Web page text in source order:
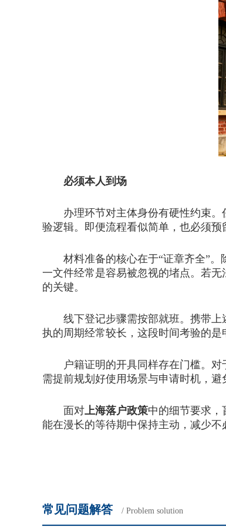
必须本人到场
办理环节对主体身份有硬性约束。
验逻辑。即便流程看似简单，也必须预
材料准备的核心在于“证章齐全”。
一文件经常是容易被忽视的堵点。若
的关键。
线下登记步骤需按部就班。携带上
执的周期经常较长，这段时间考验的是
户籍证明的开具同样存在门槛。对
需提前规划好使用场景与申请时机，避
面对上海落户政策中的细节要求
能在漫长的等待期中保持主动，减少不
常见问题解答 / Problem solution